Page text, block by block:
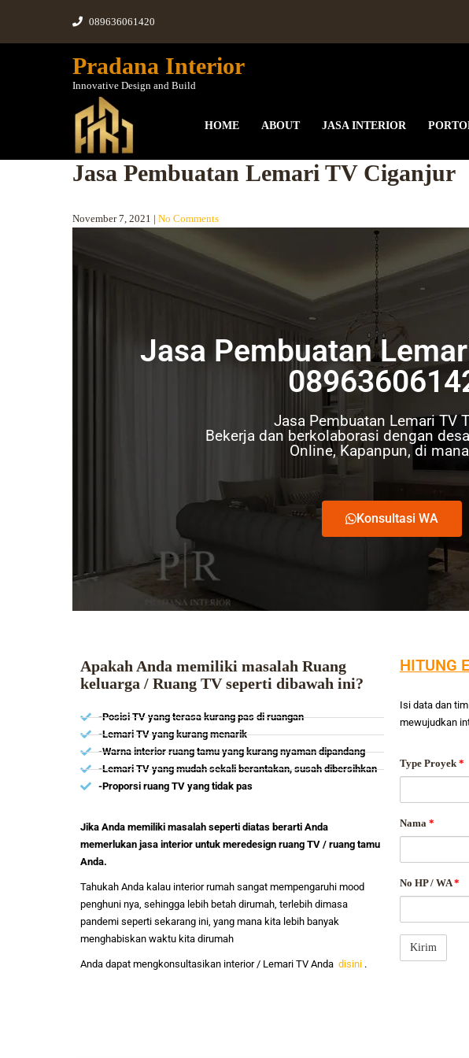
089636061420
Pradana Interior
Innovative Design and Build
HOME ABOUT JASA INTERIOR
Jasa Pembuatan Lemari TV Ciganjur
November 7, 2021 | No Comments
Jasa Pembuatan
Jasa Pembuatan Lemari TV
Bekerja dan berkolaborasi dengan
Online, Kapanpun, di
Konsultasi WA
Apakah Anda memiliki masalah Ruang
keluarga / Ruang TV seperti dibawah ini?
-Posisi TV yang terasa kurang pas di ruangan
-Lemari TV yang kurang menarik
-Warna interior ruang tamu yang kurang nyaman dipandang
-Lemari TV yang mudah sekali berantakan, susah dibersihkan
-Proporsi ruang TV yang tidak pas
Jika Anda memiliki masalah seperti diatas berarti Anda
memerlukan jasa interior untuk meredesign ruang TV / ruang tamu
Anda.
Tahukah Anda kalau interior rumah sangat mempengaruhi mood
penghuni nya, sehingga lebih betah dirumah, terlebih dimasa
pandemi seperti sekarang ini, yang mana kita lebih banyak
menghabiskan waktu kita dirumah
Anda dapat mengkonsultasikan interior / Lemari TV Anda disini .
HITUNG
Isi data dan
mewujudkan
Type Proyek *
Nama *
No HP / WA*